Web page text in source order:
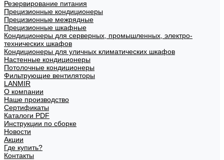
Резервирование питания
Прецизионные кондиционеры
Прецизионные межрядные
Прецизионные шкафные
Кондиционеры для серверных, промышленных, электро-
технических шкафов
Кондиционеры для уличных климатических шкафов
Настенные кондиционеры
Потолочные кондиционеры
Фильтрующие вентиляторы
LANMIR
О компании
Наше производство
Сертификаты
Каталоги PDF
Инструкции по сборке
Новости
Акции
Где купить?
Контакты